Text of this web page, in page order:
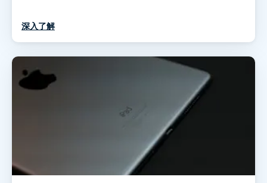
深入了解